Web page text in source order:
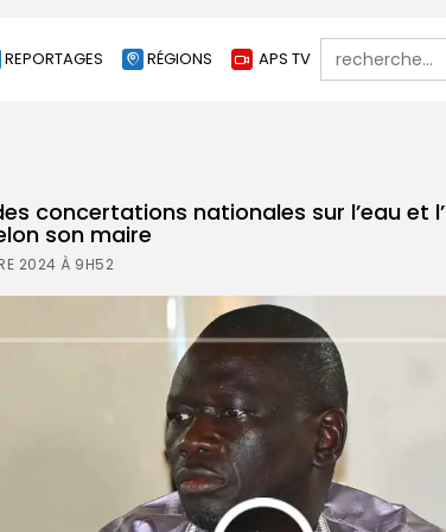
REPORTAGES RÉGIONS APS TV
Search
for:
concertations nationales sur l’eau et
son maire
2024 À 9H52